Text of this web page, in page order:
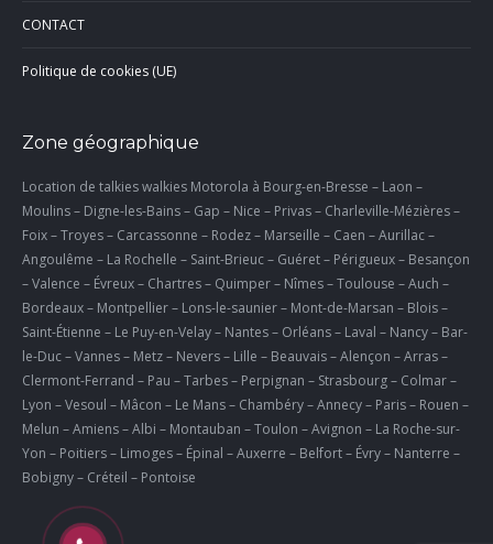
CONTACT
Politique de cookies (UE)
Zone géographique
Location de talkies walkies Motorola à Bourg-en-Bresse – Laon –
Moulins – Digne-les-Bains – Gap – Nice – Privas – Charleville-Mézières –
Foix – Troyes – Carcassonne – Rodez – Marseille – Caen – Aurillac –
Angoulême – La Rochelle – Saint-Brieuc – Guéret – Périgueux – Besançon
– Valence – Évreux – Chartres – Quimper – Nîmes – Toulouse – Auch –
Bordeaux – Montpellier – Lons-le-saunier – Mont-de-Marsan – Blois –
Saint-Étienne – Le Puy-en-Velay – Nantes – Orléans – Laval – Nancy – Bar-
le-Duc – Vannes – Metz – Nevers – Lille – Beauvais – Alençon – Arras –
Clermont-Ferrand – Pau – Tarbes – Perpignan – Strasbourg – Colmar –
Lyon – Vesoul – Mâcon – Le Mans – Chambéry – Annecy – Paris – Rouen –
Melun – Amiens – Albi – Montauban – Toulon – Avignon – La Roche-sur-
Yon – Poitiers – Limoges – Épinal – Auxerre – Belfort – Évry – Nanterre –
Bobigny – Créteil – Pontoise